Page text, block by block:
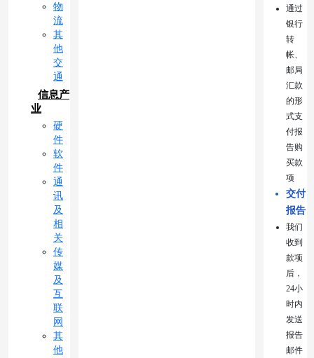
物
流
其
他
交
通
信息产
业
硬
件
软
件
通
讯
及
相
关
传
媒
及
互
联
网
其
他
通过
银行
转
帐、
邮局
汇款
的形
式支
付报
告购
买款
项
交付
报告
我们
收到
款项
后，
24小
时内
发送
报告
邮件